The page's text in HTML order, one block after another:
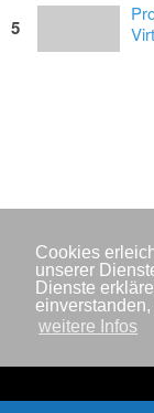
Cookies
unserer
Dienste
weitere Infos
5
Partner
Impressum